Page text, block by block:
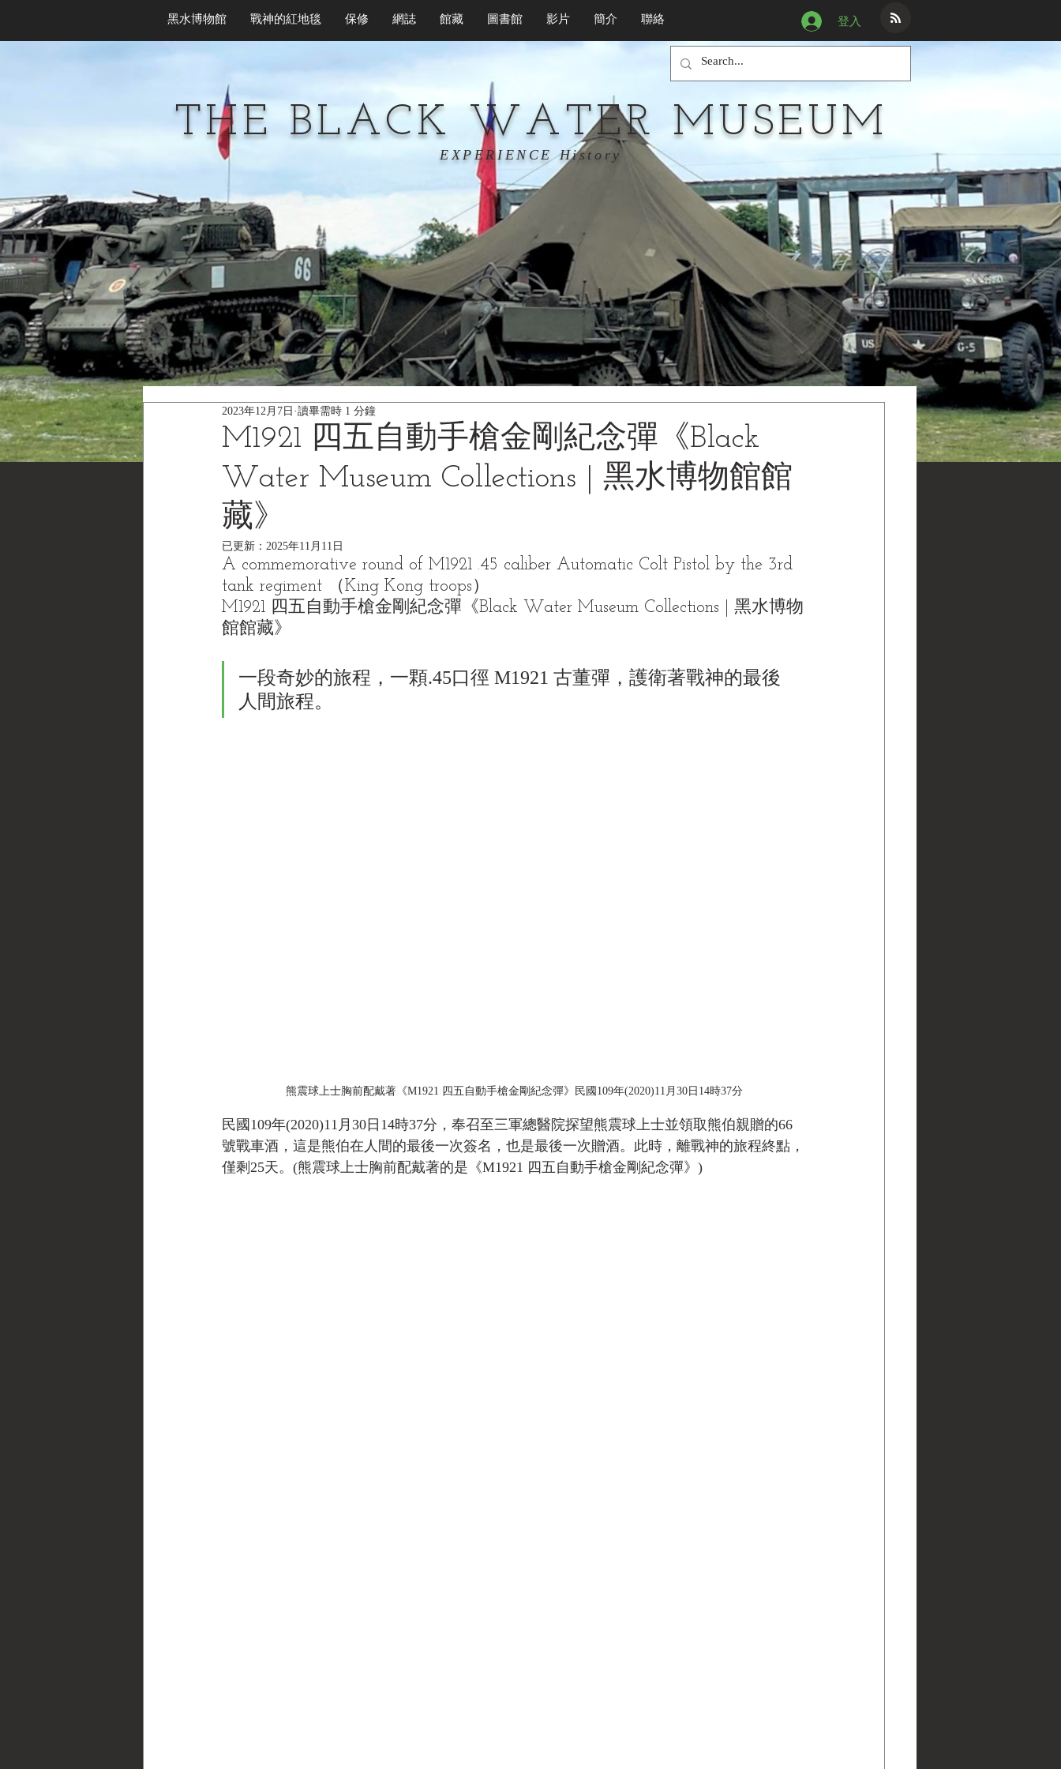
黑水博物館 戰神的紅地毯 保修 網誌 館藏 圖書館 影片 簡介 聯絡 登入
THE BLACK WATER MUSEUM
EXPERIENCE History
M1921 四五自動手槍金剛紀念彈《Black
Water Museum Collections | 黑水博物館館
藏》
2023年12月7日 讀畢需時 1 分鐘
已更新： 2025年11月11日
A commemorative round of M1921 .45 caliber Automatic Colt Pistol by the 3rd
tank regiment （King Kong troops）
M1921 四五自動手槍金剛紀念彈《Black Water Museum Collections | 黑水博物
館館藏》
一段奇妙的旅程，一顆.45口徑 M1921 古董彈，護衛著戰神的最後
人間旅程。
熊震球上士胸前配戴著《M1921 四五自動手槍金剛紀念彈》民國109年(2020)11月30日14時37分
民國109年(2020)11月30日14時37分，奉召至三軍總醫院探望熊震球上士並領取熊伯親贈的66
號戰車酒，這是熊伯在人間的最後一次簽名，也是最後一次贈酒。此時，離戰神的旅程終點，
僅剩25天。(熊震球上士胸前配戴著的是《M1921 四五自動手槍金剛紀念彈》)